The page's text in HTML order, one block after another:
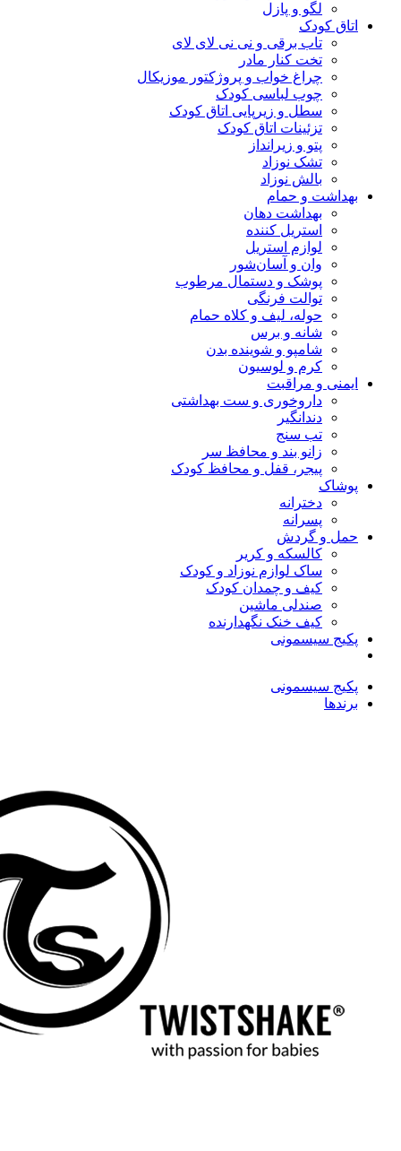
لگو و پازل
اتاق کودک
تاب برقی و نی نی لای لای
تخت کنار مادر
چراغ خواب و پروژکتور موزیکال
چوب لباسی کودک
سطل و زیرپایی اتاق کودک
تزئینات اتاق کودک
پتو و زیرانداز
تشک نوزاد
بالش نوزاد
بهداشت و حمام
بهداشت دهان
استریل کننده
لوازم استریل
وان و آسان‌شور
پوشک و دستمال مرطوب
توالت فرنگی
حوله، لیف و کلاه حمام
شانه و برس
شامپو و شوینده بدن
کرم و لوسیون
ایمنی و مراقبت
داروخوری و ست بهداشتی
دندانگیر
تب‌ سنج
زانو بند و محافظ سر
پیجر، قفل و محافظ کودک
پوشاک
دخترانه
پسرانه
حمل و گردش
کالسکه و کریر
ساک لوازم نوزاد و کودک
کیف و چمدان کودک
صندلی ماشین
کیف خنک نگهدارنده
پکیج سیسمونی
پکیج سیسمونی
برندها